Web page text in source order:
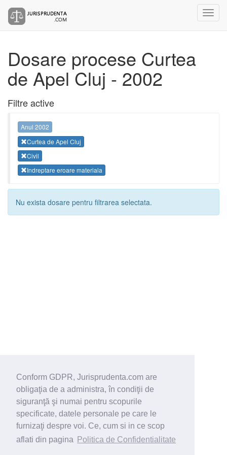
Conform GDPR, Jurisprudenta.com are
obligaţia de a administra, în condiţii de
siguranţă şi numai pentru scopurile
specificate, datele personale pe care le
furnizaţi despre voi. Ce, cum si in ce scop
aflati din pagina
Politica de Confidentialitate
Dosare procese Curtea
de Apel Cluj - 2002
Filtre active
Anul 2002
Curtea de Apel Cluj
Civil
Indreptare eroare materiala
Nu exista dosare pentru filtrarea selectata.